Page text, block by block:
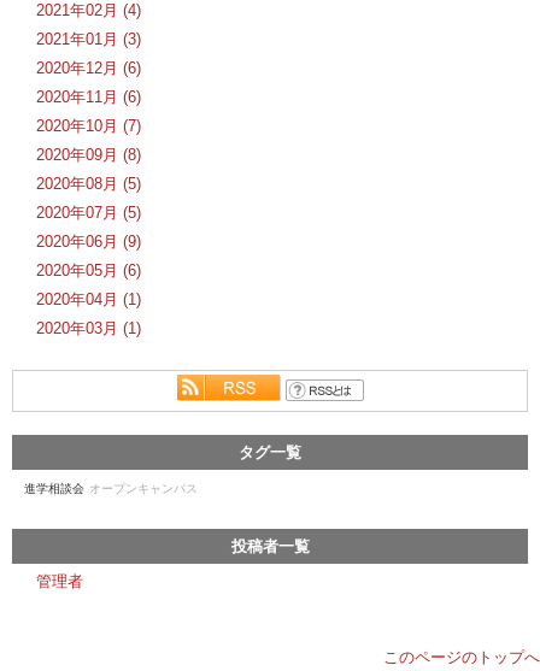
2021年02月 (4)
2021年01月 (3)
2020年12月 (6)
2020年11月 (6)
2020年10月 (7)
2020年09月 (8)
2020年08月 (5)
2020年07月 (5)
2020年06月 (9)
2020年05月 (6)
2020年04月 (1)
2020年03月 (1)
タグ一覧
進学相談会 オープンキャンパス
投稿者一覧
管理者
このページのトップへ